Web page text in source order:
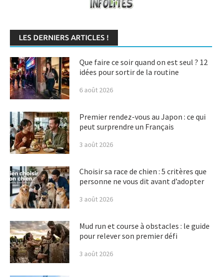
LES DERNIERS ARTICLES !
Que faire ce soir quand on est seul ? 12
idées pour sortir de la routine
6 août 2026
Premier rendez-vous au Japon : ce qui
peut surprendre un Français
3 août 2026
Choisir sa race de chien : 5 critères que
personne ne vous dit avant d’adopter
3 août 2026
Mud run et course à obstacles : le guide
pour relever son premier défi
3 août 2026